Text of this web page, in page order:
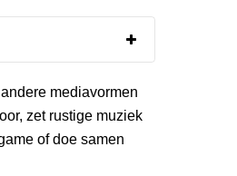
mediavormen
zet rustige muziek
of doe samen